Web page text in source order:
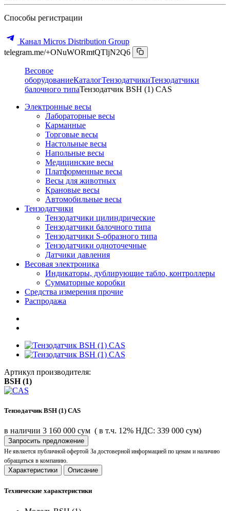
Способы регистрации
Канал Micros Distribution Group
telegram.me/+ONuWORmtQTljN2Q6
Весовое
оборудованиеКаталогТензодатчикиТензодатчики
балочного типаТензодатчик BSH (1) CAS
Электронные весы
Лабораторные весы
Карманные
Торговые весы
Настольные весы
Напольные весы
Медицинские весы
Платформенные весы
Весы для животных
Крановые весы
Автомобильные весы
Тензодатчики
Тензодатчики цилиндрические
Тензодатчики балочного типа
Тензодатчики S-образного типа
Тензодатчики одноточечные
Датчики давления
Весовая электроника
Индикаторы, дублирующие табло, контроллеры
Сумматорные коробки
Средства измерения прочие
Распродажа
Артикул производителя:
BSH (1)
Тензодатчик BSH (1) CAS
в наличии 3 160 000 сум ( в т.ч. 12% НДС: 339 000 сум)
Запросить предложение
Не является публичной офертой За достоверной информацией по ценам и наличию
обращаться в компанию.
Характеристики Описание
Технические характеристики